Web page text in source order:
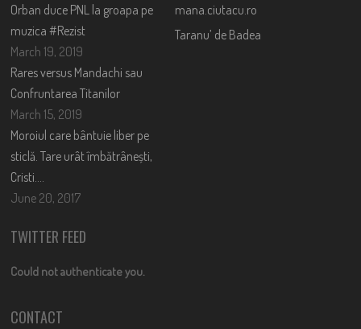
Orban duce PNL la groapa pe
muzica #Rezist
March 19, 2019
Rares versus Mandachi sau
Confruntarea Titanilor
March 15, 2019
Moroiul care bântuie liber pe
sticlă. Tare urât îmbătrânești,
Cristi….
June 20, 2017
mana.ciutacu.ro
Taranu’ de Badea
TWITTER FEED
Could not authenticate you.
CONTACT